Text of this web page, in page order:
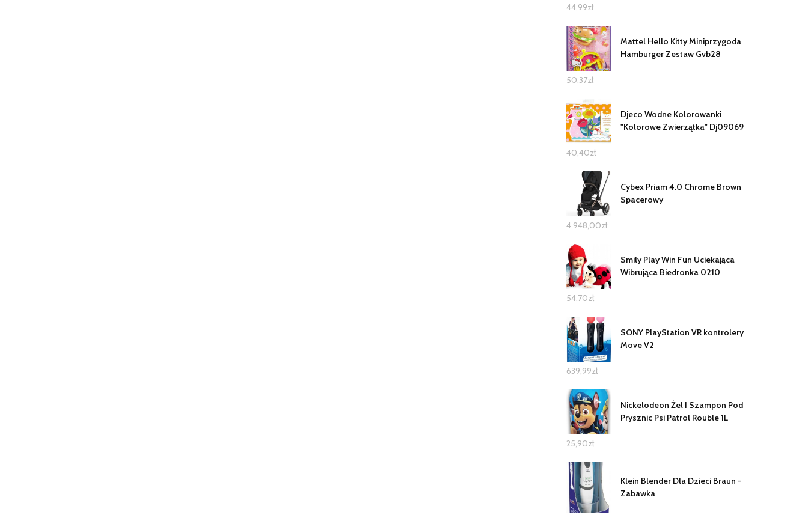
44,99zł
Mattel Hello Kitty Miniprzygoda
Hamburger Zestaw Gvb28
50,37zł
Djeco Wodne Kolorowanki
"Kolorowe Zwierzątka" Dj09069
40,40zł
Cybex Priam 4.0 Chrome Brown
Spacerowy
4 948,00zł
Smily Play Win Fun Uciekająca
Wibrująca Biedronka 0210
54,70zł
SONY PlayStation VR kontrolery
Move V2
639,99zł
Nickelodeon Żel I Szampon Pod
Prysznic Psi Patrol Rouble 1L
25,90zł
Klein Blender Dla Dzieci Braun -
Zabawka